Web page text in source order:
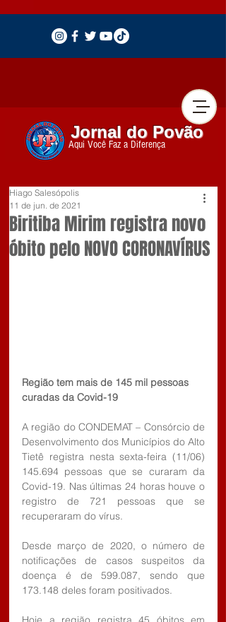
Jornal do Povão
Aqui Você Faz a Diferença
Biritiba Mirim registra novo
óbito pelo NOVO CORONAVÍRUS
Hiago Salesópolis
11 de jun. de 2021
Região tem mais de 145 mil pessoas
curadas da Covid-19
A região do CONDEMAT – Consórcio de
Desenvolvimento dos Municípios do Alto
Tietê registra nesta sexta-feira (11/06)
145.694 pessoas que se curaram da
Covid-19. Nas últimas 24 horas houve o
registro de 721 pessoas que se
recuperaram do vírus.
Desde março de 2020, o número de
notificações de casos suspeitos da
doença é de 599.087, sendo que
173.148 deles foram positivados.